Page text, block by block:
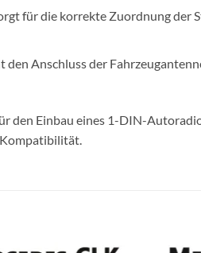
für die korrekte Zuordnung der
Anschluss der
den Einbau eines 1-DIN-